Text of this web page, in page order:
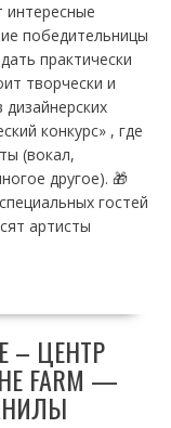
интересные
победительницы
практически
творчески и
конкурс» , где
(вокал,
другое). 🎁
гостей
артисты
– ЦЕНТР
FARM —